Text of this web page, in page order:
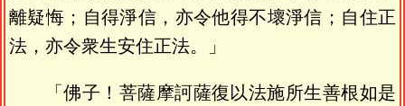
離疑悔；自得淨信，亦令他得不壞淨信；自住正
法，亦令衆生安住正法。」
「佛子！菩薩摩訶薩復以法施所生善根如是